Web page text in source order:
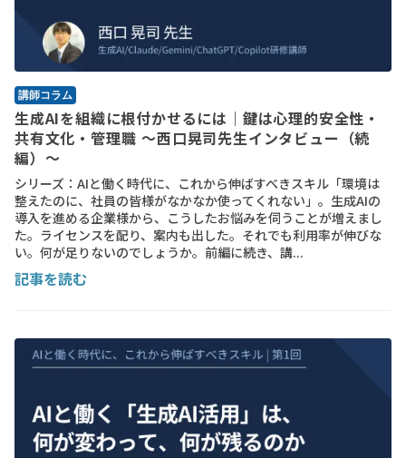
講師コラム
生成AIを組織に根付かせるには｜鍵は心理的安全性・
共有文化・管理職 ～西口晃司先生インタビュー（続
編）～
シリーズ：AIと働く時代に、これから伸ばすべきスキル「環境は
整えたのに、社員の皆様がなかなか使ってくれない」。生成AIの
導入を進める企業様から、こうしたお悩みを伺うことが増えまし
た。ライセンスを配り、案内も出した。それでも利用率が伸びな
い。何が足りないのでしょうか。前編に続き、講...
記事を読む